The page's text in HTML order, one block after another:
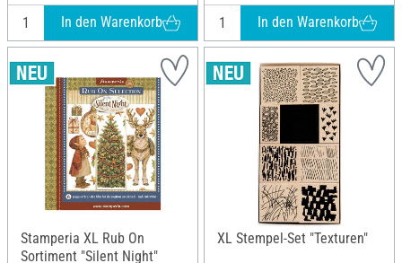
In den Warenkorb In den Warenkorb
Stamperia XL Rub On
Sortiment "Silent Night"
XL Stempel-Set "Texturen"